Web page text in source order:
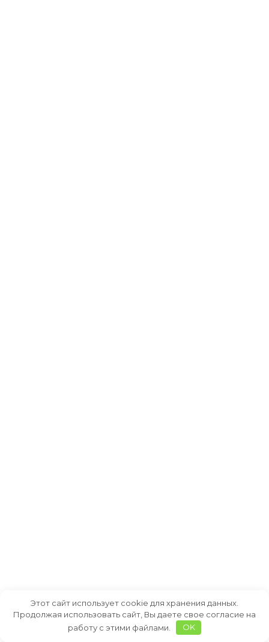
Этот сайт использует cookie для хранения данных.
Продолжая использовать сайт, Вы даете свое согласие на
работу с этими файлами.
OK